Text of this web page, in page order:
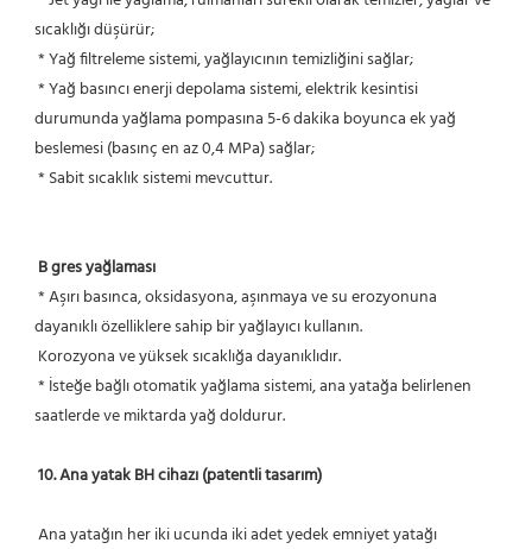
sıcaklığı düşürür;
* Yağ filtreleme sistemi, yağlayıcının temizliğini sağlar;
durumunda yağlama pompasına 5-6 dakika boyunca ek yağ
beslemesi (basınç en az 0,4 MPa) sağlar;
* Sabit sıcaklık sistemi mevcuttur.
B gres yağlaması
dayanıklı özelliklere sahip bir yağlayıcı kullanın.
Korozyona ve yüksek sıcaklığa dayanıklıdır.
saatlerde ve miktarda yağ doldurur.
10. Ana yatak BH cihazı (patentli tasarım)